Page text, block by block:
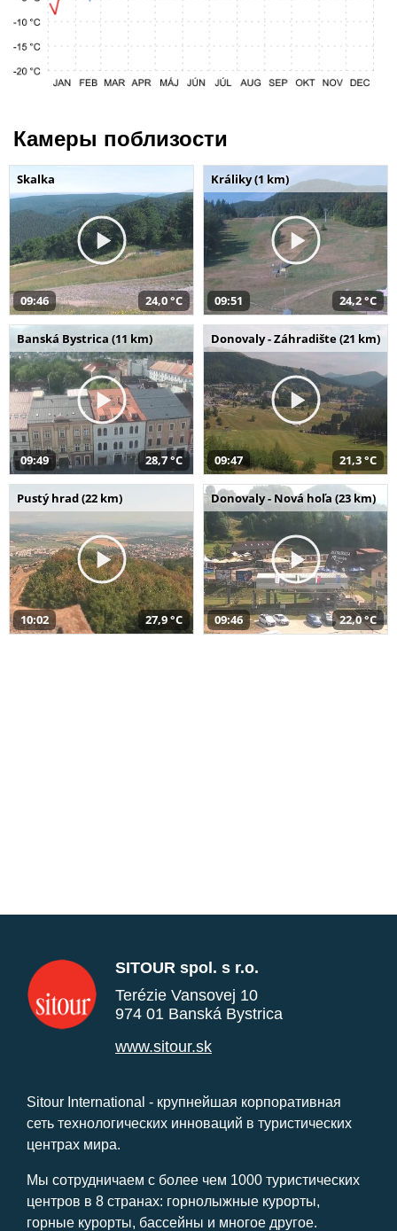
Камеры поблизости
Skalka
09:46 24,0 °C
Králiky (1 km)
09:51 24,2 °C
Banská Bystrica (11 km)
09:49 28,7 °C
Donovaly - Záhradište (21 km)
09:47 21,3 °C
Pustý hrad (22 km)
10:02 27,9 °C
Donovaly - Nová hoľa (23 km)
09:46 22,0 °C
SITOUR spol. s r.o.
Terézie Vansovej 10
974 01 Banská Bystrica
www.sitour.sk
Sitour International - крупнейшая корпоративная
сеть технологических инноваций в туристических
центрах мира.
Мы сотрудничаем с более чем 1000 туристических
центров в 8 странах: горнолыжные курорты,
горные курорты, бассейны и многое другое.